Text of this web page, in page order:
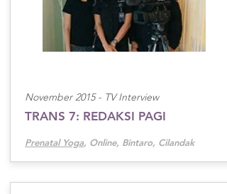
November 2015 - TV Interview
TRANS 7: REDAKSI PAGI
Prenatal Yoga, Online, Bintaro, Cilandak